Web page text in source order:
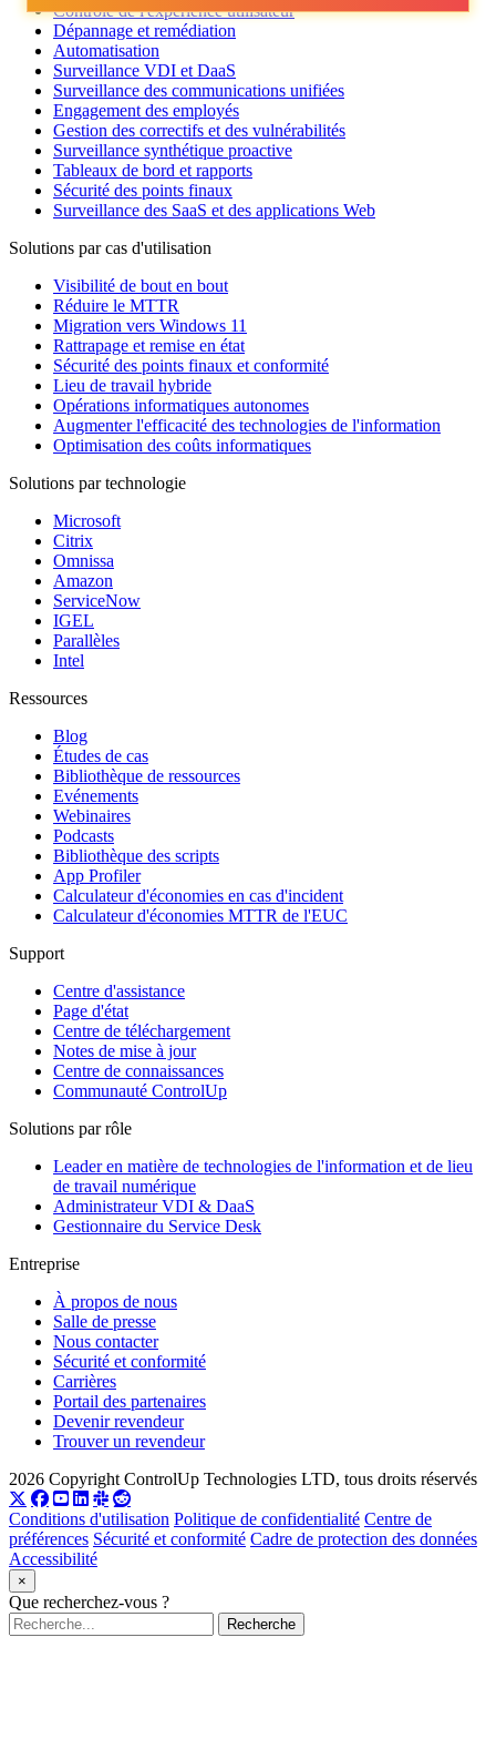
Contrôle de l'expérience utilisateur
Dépannage et remédiation
Automatisation
Surveillance VDI et DaaS
Surveillance des communications unifiées
Engagement des employés
Gestion des correctifs et des vulnérabilités
Surveillance synthétique proactive
Tableaux de bord et rapports
Sécurité des points finaux
Surveillance des SaaS et des applications Web
Solutions par cas d'utilisation
Visibilité de bout en bout
Réduire le MTTR
Migration vers Windows 11
Rattrapage et remise en état
Sécurité des points finaux et conformité
Lieu de travail hybride
Opérations informatiques autonomes
Augmenter l'efficacité des technologies de l'information
Optimisation des coûts informatiques
Solutions par technologie
Microsoft
Citrix
Omnissa
Amazon
ServiceNow
IGEL
Parallèles
Intel
Ressources
Blog
Études de cas
Bibliothèque de ressources
Evénements
Webinaires
Podcasts
Bibliothèque des scripts
App Profiler
Calculateur d'économies en cas d'incident
Calculateur d'économies MTTR de l'EUC
Support
Centre d'assistance
Page d'état
Centre de téléchargement
Notes de mise à jour
Centre de connaissances
Communauté ControlUp
Solutions par rôle
Leader en matière de technologies de l'information et de lieu
de travail numérique
Administrateur VDI & DaaS
Gestionnaire du Service Desk
Entreprise
À propos de nous
Salle de presse
Nous contacter
Sécurité et conformité
Carrières
Portail des partenaires
Devenir revendeur
Trouver un revendeur
2026 Copyright ControlUp Technologies LTD, tous droits réservés
Conditions d'utilisation Politique de confidentialité Centre de
préférences Sécurité et conformité Cadre de protection des données
Accessibilité
×
Que recherchez-vous ?